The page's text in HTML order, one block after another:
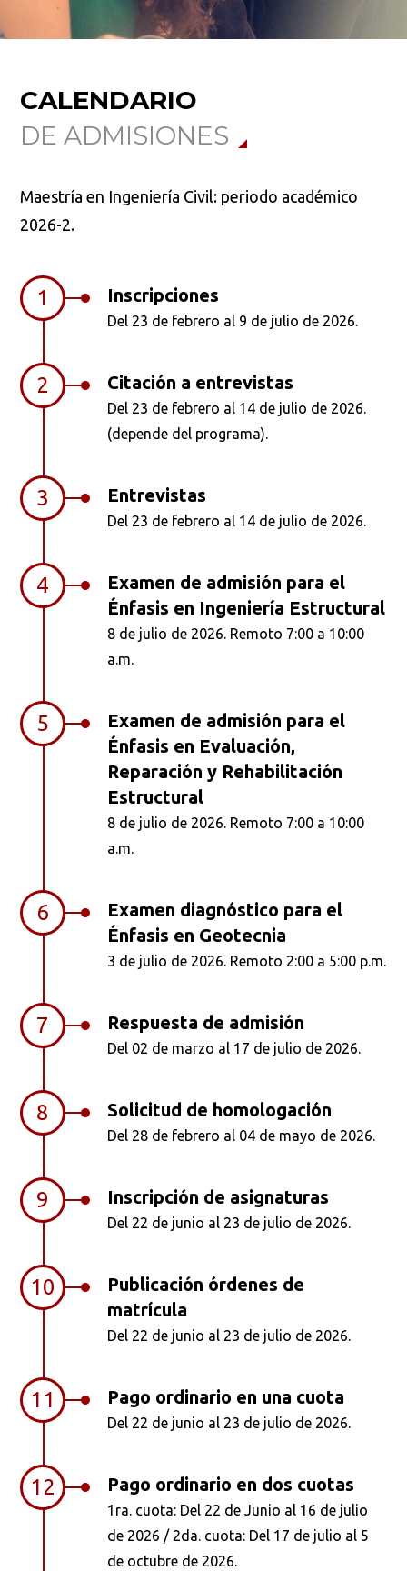
CALENDARIO
DE ADMISIONES
Maestría en Ingeniería Civil: periodo académico
2026-2.
1 Inscripciones
Del 23 de febrero al 9 de julio de 2026.
2 Citación a entrevistas
Del 23 de febrero al 14 de julio de 2026.
(depende del programa).
3 Entrevistas
Del 23 de febrero al 14 de julio de 2026.
4
Examen de admisión para el
Énfasis en Ingeniería Estructural
8 de julio de 2026. Remoto 7:00 a 10:00
a.m.
5
Examen de admisión para el
Énfasis en Evaluación,
Reparación y Rehabilitación
Estructural
8 de julio de 2026. Remoto 7:00 a 10:00
a.m.
6
Examen diagnóstico para el
Énfasis en Geotecnia
3 de julio de 2026. Remoto 2:00 a 5:00 p.m.
7 Respuesta de admisión
Del 02 de marzo al 17 de julio de 2026.
8 Solicitud de homologación
Del 28 de febrero al 04 de mayo de 2026.
9 Inscripción de asignaturas
Del 22 de junio al 23 de julio de 2026.
10
Publicación órdenes de
matrícula
Del 22 de junio al 23 de julio de 2026.
11 Pago ordinario en una cuota
Del 22 de junio al 23 de julio de 2026.
12 Pago ordinario en dos cuotas
1ra. cuota: Del 22 de Junio al 16 de julio
de 2026 / 2da. cuota: Del 17 de julio al 5
de octubre de 2026.